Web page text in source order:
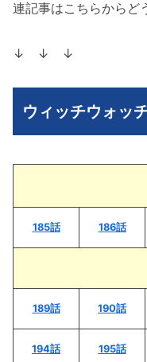
連記事はこちらからど
↓ ↓ ↓
ウィッチウォッ
185話 186話
189話 190話
194話 195話